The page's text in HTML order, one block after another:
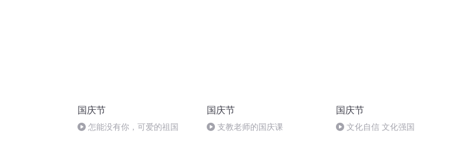
国庆节
怎能没有你，可爱的祖国
国庆节
支教老师的国庆课
国庆节
文化自信 文化强国